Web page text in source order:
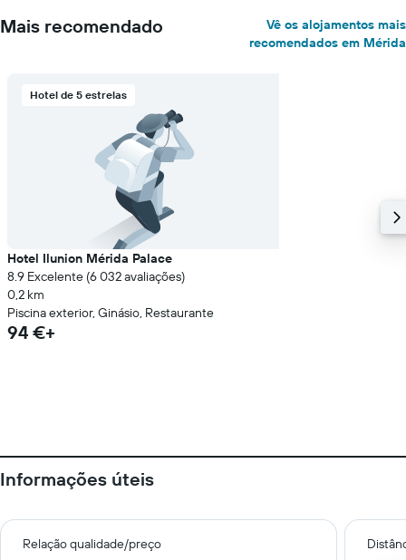
Mais recomendado
Vê os alojamentos mais
recomendados em Mérida
Hotel de 5 estrelas
Hotel Ilunion Mérida Palace
8.9 Excelente (6 032 avaliações)
0,2 km
Piscina exterior, Ginásio, Restaurante
94 €+
Informações úteis
Relação qualidade/preço